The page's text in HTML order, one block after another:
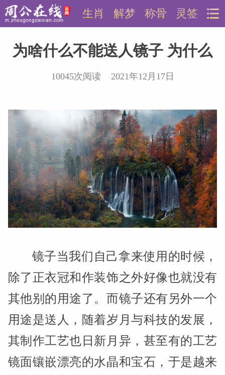
灵签
称骨
解梦
生肖
为啥什么不能送人镜子 为什么
10045次阅读 2021年12月17日
镜子当我们自己拿来使用的时候，
除了正衣冠和作装饰之外好像也就没有
其他别的用途了。而镜子还有另外一个
用途是送人，随着岁月与科技的发展，
其制作工艺也日新月异，甚至有的工艺
镜面镶嵌漂亮的水晶和宝石，于是越来